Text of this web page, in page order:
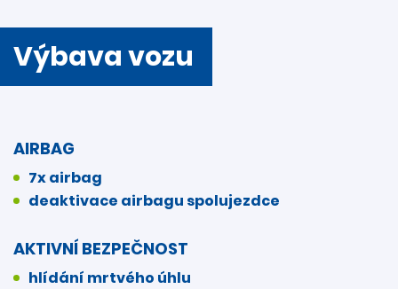
Výbava vozu
AIRBAG
7x airbag
deaktivace airbagu spolujezdce
AKTIVNÍ BEZPEČNOST
hlídání mrtvého úhlu